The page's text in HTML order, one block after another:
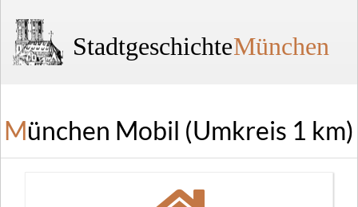
StadtgeschichteMünchen
München Mobil (Umkreis 1 km)